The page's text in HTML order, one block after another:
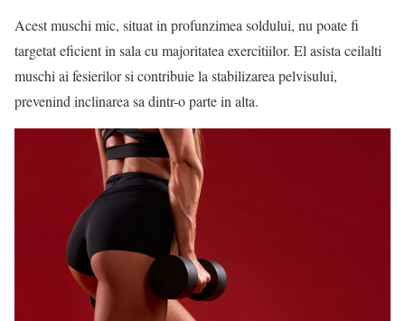
Acest muschi mic, situat in profunzimea soldului, nu poate fi
targetat eficient in sala cu majoritatea exercitiilor. El asista ceilalti
muschi ai fesierilor si contribuie la stabilizarea pelvisului,
prevenind inclinarea sa dintr-o parte in alta.